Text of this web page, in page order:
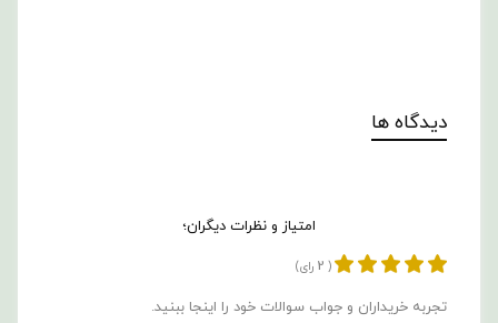
دیدگاه ها
امتیاز و نظرات دیگران؛
(
2 رای)
تجربه خریداران و جواب سوالات خود را اینجا ببنید.